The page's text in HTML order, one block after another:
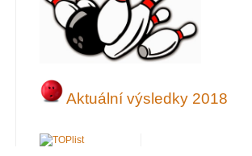
Aktuální výsledky 2018